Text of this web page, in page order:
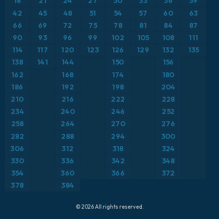
ICON Alemania 2 km
Caribe
Escandinavia
Estados Unidos
Europa
Francia
Grecia
Islandia
Anomalía de temperatura a 850 hPa
CAPE
Precipitación, nubes y presión
Profundidad de nieve
Punto de rocío a 2 m
Ráfagas de Viento Máximas
Ráfagas de viento
42 45 48 51 54 57 60
63
66
69 72 75 78 81 84 87
90 93 96 99 102 105 108
111
114
117 120 123 126 129 132
135
138
141 144 150
156
162
168 174
180
186
192 198
204
210
216 222 228
234 240 246 252
258 264 270
276
282
288 294
300
306
312 318
324
330
336 342 348
354 360 366 372
378 384
© 2026 All rights reserved.